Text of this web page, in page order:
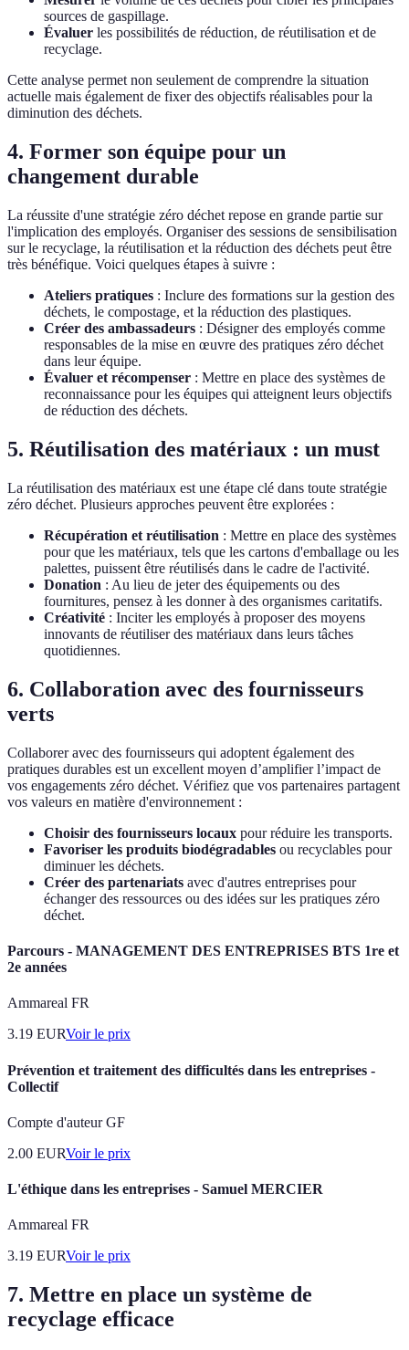
sources de gaspillage.
Évaluer les possibilités de réduction, de réutilisation et de
recyclage.
Cette analyse permet non seulement de comprendre la situation
actuelle mais également de fixer des objectifs réalisables pour la
diminution des déchets.
4. Former son équipe pour un
changement durable
La réussite d'une stratégie zéro déchet repose en grande partie sur
l'implication des employés. Organiser des sessions de sensibilisation
sur le recyclage, la réutilisation et la réduction des déchets peut être
très bénéfique. Voici quelques étapes à suivre :
Ateliers pratiques : Inclure des formations sur la gestion des
déchets, le compostage, et la réduction des plastiques.
Créer des ambassadeurs : Désigner des employés comme
responsables de la mise en œuvre des pratiques zéro déchet
dans leur équipe.
Évaluer et récompenser : Mettre en place des systèmes de
reconnaissance pour les équipes qui atteignent leurs objectifs
de réduction des déchets.
5. Réutilisation des matériaux : un must
La réutilisation des matériaux est une étape clé dans toute stratégie
zéro déchet. Plusieurs approches peuvent être explorées :
Récupération et réutilisation : Mettre en place des systèmes
pour que les matériaux, tels que les cartons d'emballage ou les
palettes, puissent être réutilisés dans le cadre de l'activité.
Donation : Au lieu de jeter des équipements ou des
fournitures, pensez à les donner à des organismes caritatifs.
Créativité : Inciter les employés à proposer des moyens
innovants de réutiliser des matériaux dans leurs tâches
quotidiennes.
6. Collaboration avec des fournisseurs
verts
Collaborer avec des fournisseurs qui adoptent également des
pratiques durables est un excellent moyen d’amplifier l’impact de
vos engagements zéro déchet. Vérifiez que vos partenaires partagent
vos valeurs en matière d'environnement :
Choisir des fournisseurs locaux pour réduire les transports.
Favoriser les produits biodégradables ou recyclables pour
diminuer les déchets.
Créer des partenariats avec d'autres entreprises pour
échanger des ressources ou des idées sur les pratiques zéro
déchet.
Parcours - MANAGEMENT DES ENTREPRISES BTS 1re et
2e années
Ammareal FR
3.19 EURVoir le prix
Prévention et traitement des difficultés dans les entreprises -
Collectif
Compte d'auteur GF
2.00 EURVoir le prix
L'éthique dans les entreprises - Samuel MERCIER
Ammareal FR
3.19 EURVoir le prix
7. Mettre en place un système de
recyclage efficace